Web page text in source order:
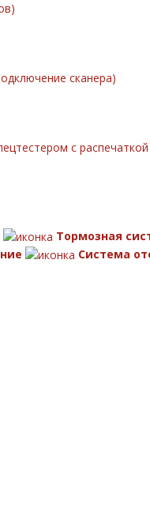
сканера)
с распечаткой
Тормозная
Система